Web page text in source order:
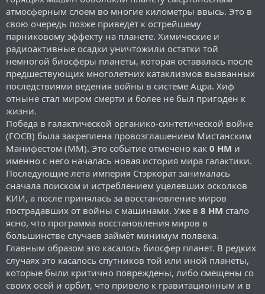
атмосферным слоем во многие километры ввысь. Это в
свою очередь позже приведёт к острейшему
парниковому эффекту на планете. Химические и
радиоактивные осадки уничтожили остатки той
немногой биосферы планеты, которая оставалась после
предшествующих многолетних катаклизмов вызванных
последствиями ведения войны в системе Ацра. Хиф
отныне стал миром смерти и более не был пригоден к
жизни.
Победа в галактической органико-синтетической войне
(ГОСВ) была закреплена провозглашением Мистанским
Манифестом (ММ). Это событие отмечено как 0 НМ и
именно с него началась новая история мира галактики.
Последующие лета империя Стэркорат занималась
сначала поиском и истреблением уцелевших осколков
КИИ, а после принялась за восстановление миров
пострадавших от войны с машинами. Уже в 8 НМ стало
ясно, что программа восстановления миров в
большинстве случаев займёт минимум полвека.
Главным образом это касалось биосфер планет. В редких
случаях это касалось спутников той или иной планеты,
которые были критично повреждены, либо смещены со
своих осей и орбит, что привело к гравитационным и в